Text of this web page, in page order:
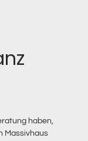
haben,
Massivhaus